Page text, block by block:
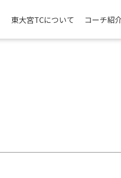
東大宮TCについて コーチ紹